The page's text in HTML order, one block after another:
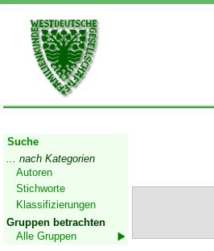
Suche
... nach Kategorien
Autoren
Stichworte
Klassifizierungen
Gruppen betrachten
Alle Gruppen